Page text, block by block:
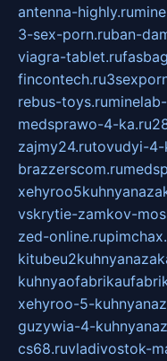
antenna-highly.ru
3-sex-porn.ruban-
viagra-tablet.ru
fincontech.ru
rebus-toys.ru
medsprawo-4-ka.ru
zajmy24.rutovudyi-4-
brazzerscom.ru
vskrytie-zamkov-
zed-online.ru
xehyroo-5-
guzywia-4-
cs68.ruvladivostok-